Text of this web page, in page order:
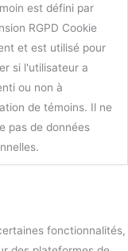
est défini par
RGPD Cookie
et est utilisé pour
si l'utilisateur a
ou non à
de témoins. Il ne
pas de données
fonctionnalités,